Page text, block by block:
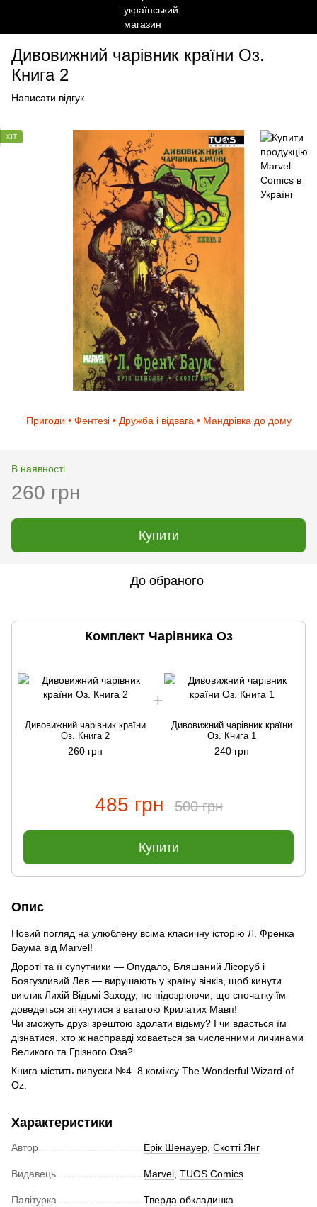
Дивовижний чарівник країни Оз.
Книга 2
Написати відгук
ХІТ
Пригоди • Фентезі • Дружба і відвага • Мандрівка до дому
В наявності
260 грн
Купити
До обраного
Комплект Чарівника Оз
Дивовижний чарівник країни
Оз. Книга 2
260 грн
Дивовижний чарівник країни
Оз. Книга 1
240 грн
485 грн 500 грн
Купити
Опис
Новий погляд на улюблену всіма класичну історію Л. Френка
Баума від Marvel!
Дороті та її супутники — Опудало, Бляшаний Лісоруб і
Боягузливий Лев — вирушають у країну вінків, щоб кинути
виклик Лихій Відьмі Заходу, не підозрюючи, що спочатку їм
доведеться зіткнутися з ватагою Крилатих Мавп!
Чи зможуть друзі зрештою здолати відьму? І чи вдасться їм
дізнатися, хто ж насправді ховається за численними личинами
Великого та Грізного Оза?
Книга містить випуски №4–8 коміксу The Wonderful Wizard of
Oz.
Характеристики
Автор Ерік Шенауер, Скотті Янг
Видавець Marvel, TUOS Comics
Палітурка Тверда обкладинка